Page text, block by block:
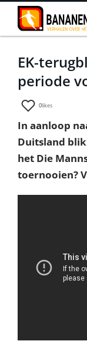
Home
Nieuws
Interviews
De fans
Achtergrond
EK-
periode
0likes
In aanloop
Duitsland
het Die
toernooien?